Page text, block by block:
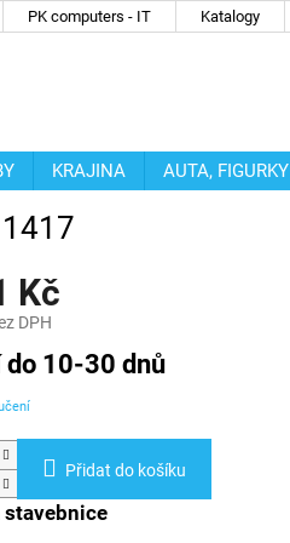
PK computers - IT Katalogy
KRAJINA AUTA, FIGURKY
Kč
DPH
do 10-30 dnů
Přidat do košíku